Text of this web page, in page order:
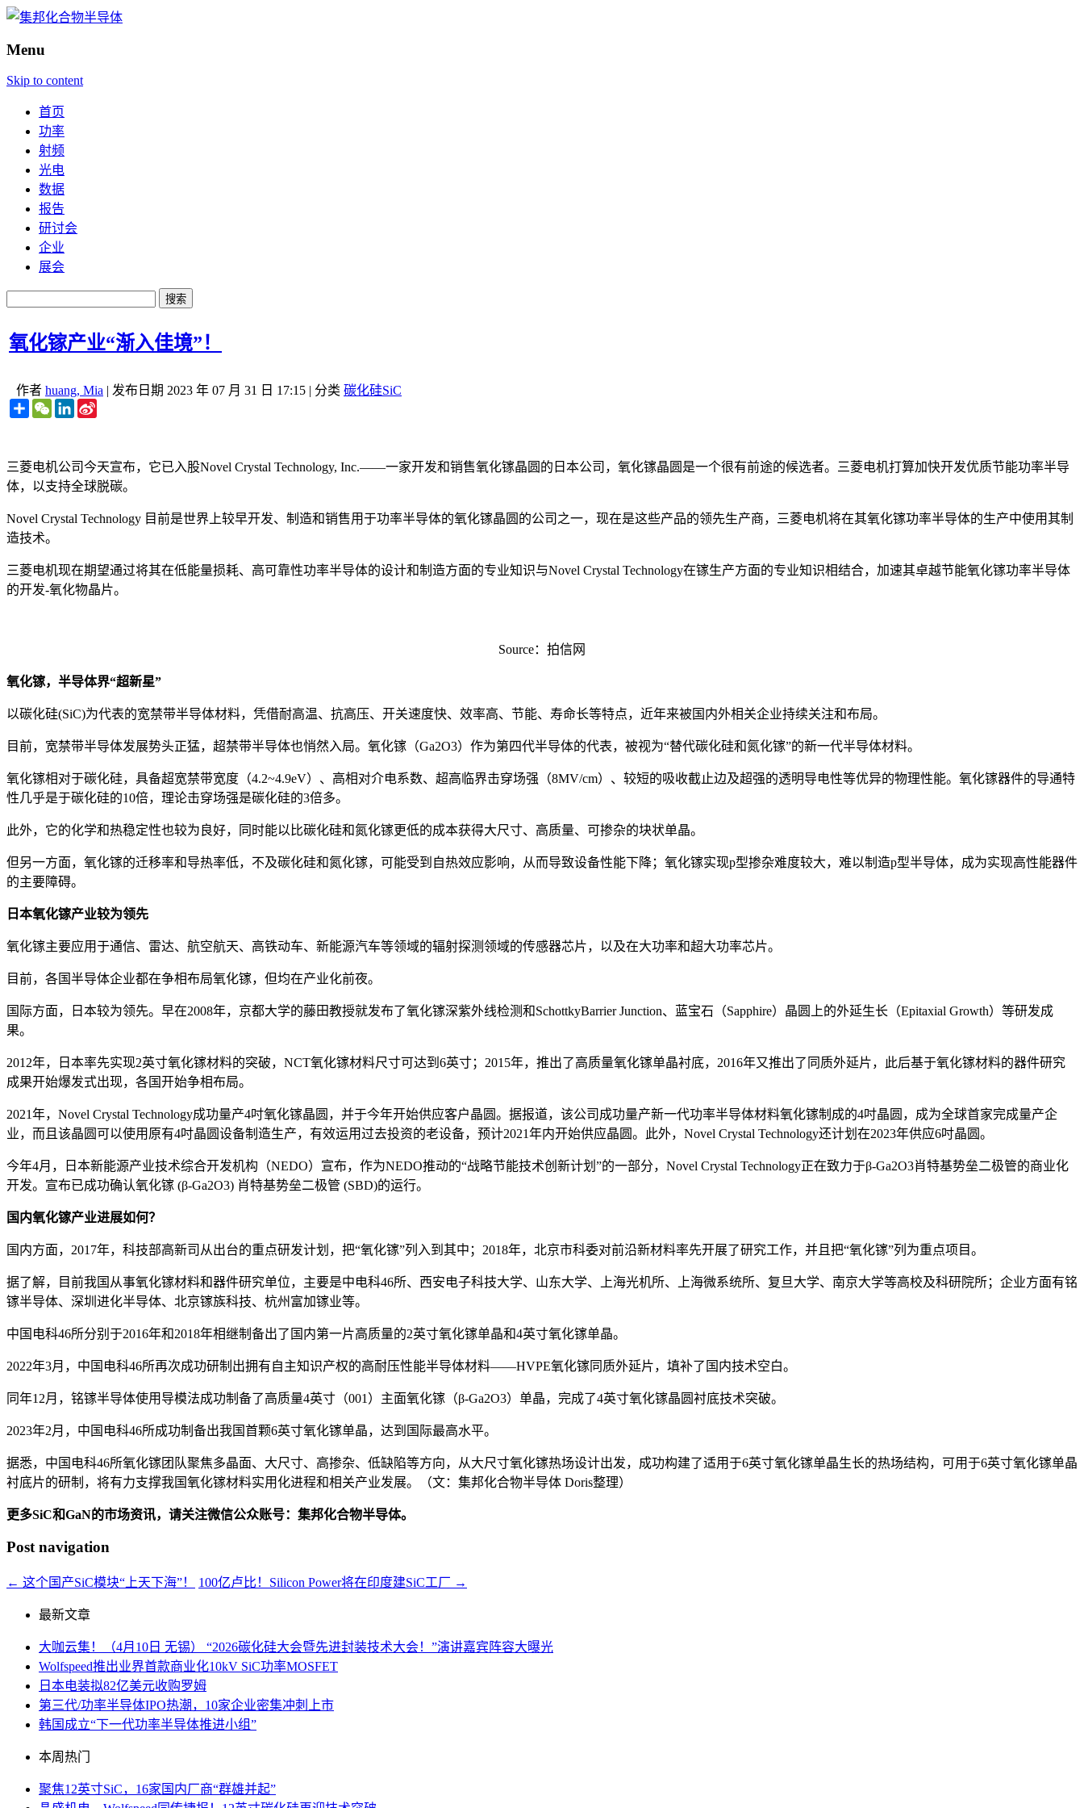
Menu
Skip to content
首页
功率
射频
光电
数据
报告
研讨会
企业
展会
氧化镓产业“渐入佳境”！
作者 huang, Mia | 发布日期 2023 年 07 月 31 日 17:15 | 分类 碳化硅SiC
ShareWeChatLinkedIn
三菱电机公司今天宣布，它已入股Novel Crystal Technology, Inc.——一家开发和销售氧化镓晶圆的日本公司，氧化镓晶圆是一个很有前途的候选者。三菱电机打算加快开发优质节能功率半导
体，以支持全球脱碳。
Novel Crystal Technology 目前是世界上较早开发、制造和销售用于功率半导体的氧化镓晶圆的公司之一，现在是这些产品的领先生产商，三菱电机将在其氧化镓功率半导体的生产中使用其制
造技术。
三菱电机现在期望通过将其在低能量损耗、高可靠性功率半导体的设计和制造方面的专业知识与Novel Crystal Technology在镓生产方面的专业知识相结合，加速其卓越节能氧化镓功率半导体
的开发-氧化物晶片。
Source：拍信网
氧化镓，半导体界“超新星”
以碳化硅(SiC)为代表的宽禁带半导体材料，凭借耐高温、抗高压、开关速度快、效率高、节能、寿命长等特点，近年来被国内外相关企业持续关注和布局。
目前，宽禁带半导体发展势头正猛，超禁带半导体也悄然入局。氧化镓（Ga2O3）作为第四代半导体的代表，被视为“替代碳化硅和氮化镓”的新一代半导体材料。
氧化镓相对于碳化硅，具备超宽禁带宽度（4.2~4.9eV）、高相对介电系数、超高临界击穿场强（8MV/cm）、较短的吸收截止边及超强的透明导电性等优异的物理性能。氧化镓器件的导通特
性几乎是于碳化硅的10倍，理论击穿场强是碳化硅的3倍多。
此外，它的化学和热稳定性也较为良好，同时能以比碳化硅和氮化镓更低的成本获得大尺寸、高质量、可掺杂的块状单晶。
但另一方面，氧化镓的迁移率和导热率低，不及碳化硅和氮化镓，可能受到自热效应影响，从而导致设备性能下降；氧化镓实现p型掺杂难度较大，难以制造p型半导体，成为实现高性能器件
的主要障碍。
日本氧化镓产业较为领先
氧化镓主要应用于通信、雷达、航空航天、高铁动车、新能源汽车等领域的辐射探测领域的传感器芯片，以及在大功率和超大功率芯片。
目前，各国半导体企业都在争相布局氧化镓，但均在产业化前夜。
国际方面，日本较为领先。早在2008年，京都大学的藤田教授就发布了氧化镓深紫外线检测和SchottkyBarrier Junction、蓝宝石（Sapphire）晶圆上的外延生长（Epitaxial Growth）等研发成
果。
2012年，日本率先实现2英寸氧化镓材料的突破，NCT氧化镓材料尺寸可达到6英寸；2015年，推出了高质量氧化镓单晶衬底，2016年又推出了同质外延片，此后基于氧化镓材料的器件研究
成果开始爆发式出现，各国开始争相布局。
2021年，Novel Crystal Technology成功量产4吋氧化镓晶圆，并于今年开始供应客户晶圆。据报道，该公司成功量产新一代功率半导体材料氧化镓制成的4吋晶圆，成为全球首家完成量产企
业，而且该晶圆可以使用原有4吋晶圆设备制造生产，有效运用过去投资的老设备，预计2021年内开始供应晶圆。此外，Novel Crystal Technology还计划在2023年供应6吋晶圆。
今年4月，日本新能源产业技术综合开发机构（NEDO）宣布，作为NEDO推动的“战略节能技术创新计划”的一部分，Novel Crystal Technology正在致力于β-Ga2O3肖特基势垒二极管的商业化
开发。宣布已成功确认氧化镓 (β-Ga2O3) 肖特基势垒二极管 (SBD)的运行。
国内氧化镓产业进展如何？
国内方面，2017年，科技部高新司从出台的重点研发计划，把“氧化镓”列入到其中；2018年，北京市科委对前沿新材料率先开展了研究工作，并且把“氧化镓”列为重点项目。
据了解，目前我国从事氧化镓材料和器件研究单位，主要是中电科46所、西安电子科技大学、山东大学、上海光机所、上海微系统所、复旦大学、南京大学等高校及科研院所；企业方面有铭
镓半导体、深圳进化半导体、北京镓族科技、杭州富加镓业等。
中国电科46所分别于2016年和2018年相继制备出了国内第一片高质量的2英寸氧化镓单晶和4英寸氧化镓单晶。
2022年3月，中国电科46所再次成功研制出拥有自主知识产权的高耐压性能半导体材料——HVPE氧化镓同质外延片，填补了国内技术空白。
同年12月，铭镓半导体使用导模法成功制备了高质量4英寸（001）主面氧化镓（β-Ga2O3）单晶，完成了4英寸氧化镓晶圆衬底技术突破。
2023年2月，中国电科46所成功制备出我国首颗6英寸氧化镓单晶，达到国际最高水平。
据悉，中国电科46所氧化镓团队聚焦多晶面、大尺寸、高掺杂、低缺陷等方向，从大尺寸氧化镓热场设计出发，成功构建了适用于6英寸氧化镓单晶生长的热场结构，可用于6英寸氧化镓单晶
衬底片的研制，将有力支撑我国氧化镓材料实用化进程和相关产业发展。（文：集邦化合物半导体 Doris整理）
更多SiC和GaN的市场资讯，请关注微信公众账号：集邦化合物半导体。
Post navigation
← 这个国产SiC模块“上天下海”！ 100亿卢比！Silicon Power将在印度建SiC工厂 →
最新文章
大咖云集！（4月10日 无锡） “2026碳化硅大会暨先进封装技术大会！”演讲嘉宾阵容大曝光
Wolfspeed推出业界首款商业化10kV SiC功率MOSFET
日本电装拟82亿美元收购罗姆
第三代/功率半导体IPO热潮，10家企业密集冲刺上市
韩国成立“下一代功率半导体推进小组”
本周热门
聚焦12英寸SiC，16家国内厂商“群雄并起”